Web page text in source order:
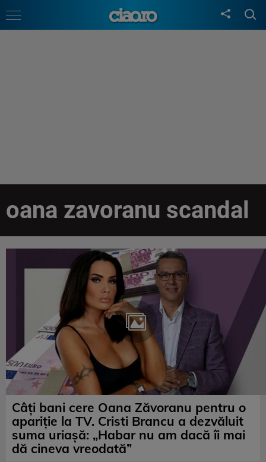
oana zavoranu scandal
Câți bani cere Oana Zăvoranu pentru o
apariție la TV. Cristi Brancu a dezvăluit
suma uriaşă: „Habar nu am dacă îi mai
dă cineva vreodată”